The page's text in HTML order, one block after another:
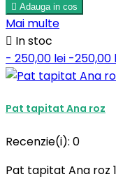
 Adauga in cos
Mai multe
 In stoc
- 250,00 lei -250,00
Pat tapitat Ana roz
Recenzie(i): 0
Pat tapitat Ana roz